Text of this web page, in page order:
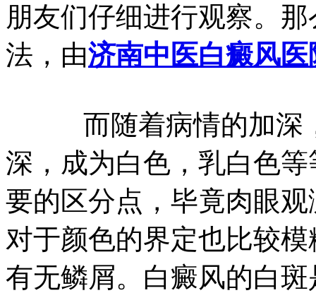
朋友们仔细进行观察。
法，由济南中医白癜风医
而随着病情的加深，
深，成为白色，乳白色
要的区分点，毕竟肉眼
对于颜色的界定也比较
有无鳞屑。白癜风的白